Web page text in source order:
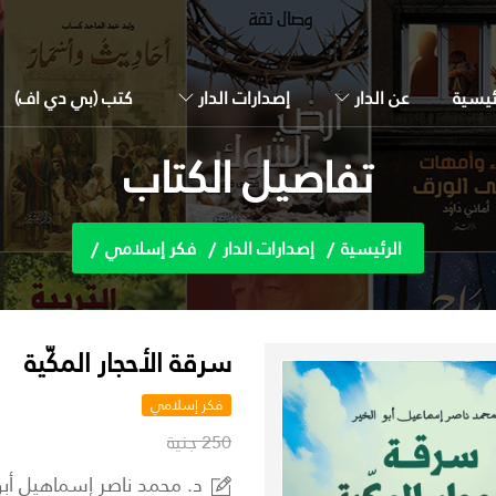
عن الدار إصدارات الدار كتب (بي دي اف)
تفاصيل الكتاب
الرئيسية إصدارات الدار فكر إسلامي
سرقة الأحجار المكّية
فكر إسلامي
250 جنية
د. محمد ناصر إسماهيل